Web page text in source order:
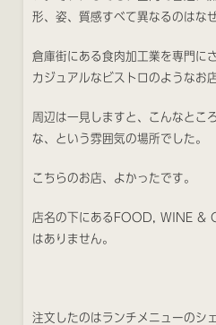
形、姿、質感すべて異なるのはな
倉庫街にある食肉加工業を専門に
カジュアルなビストロのようなお店
周辺は一見しますと、こんなとこ
な、という雰囲気の場所でした。
こちらのお店、よかったです。
店名の下にあるFOOD, WINE &
はありません。
注文したのはランチメニューのシ